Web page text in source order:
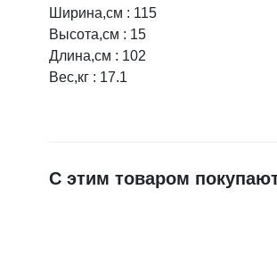
Ширина,см : 115
Высота,см : 15
Длина,см : 102
Вес,кг : 17.1
Ваше имя
E-mail
С этим товаром